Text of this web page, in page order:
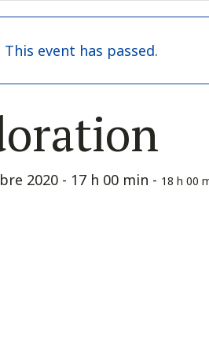
This event has passed.
2020 - 17 h 00 min - 18 h 00